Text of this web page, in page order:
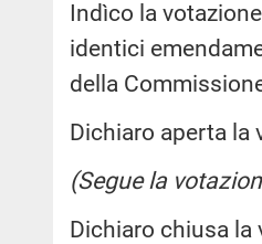
Indìco la
identici
della
Dichiaro aperta la
(Segue la
Dichiaro chiusa la